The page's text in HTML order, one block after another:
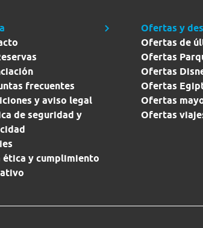
frecuentes
y aviso legal
de seguridad y
ética y cumplimiento
Ofertas y
Ofertas de
Ofertas
Ofertas
Ofertas
Ofertas
Ofertas